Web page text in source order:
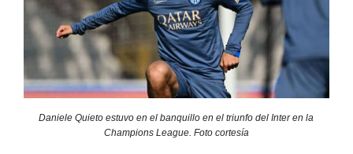
Daniele Quieto estuvo en el banquillo en el triunfo del Inter en la
Champions League. Foto cortesía